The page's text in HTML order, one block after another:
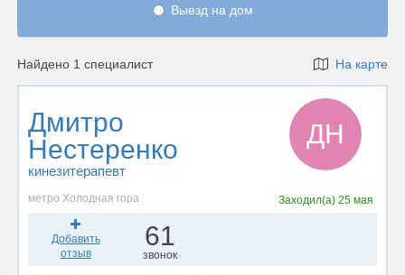
Выезд на дом
Найдено 1 специалист На карте
Дмитро
Нестеренко
кинезитерапевт
ДН
метро Холодная гора Заходил(а) 25 мая
Добавить
отзыв
61
звонок